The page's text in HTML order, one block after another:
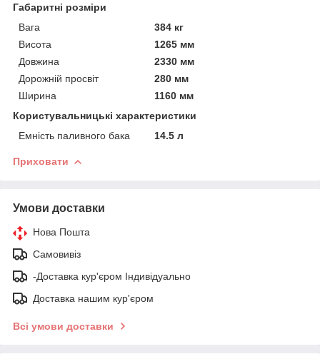
Габаритні розміри
Вага
384 кг
Висота
1265 мм
Довжина
2330 мм
Дорожній просвіт
280 мм
Ширина
1160 мм
Користувальницькі характеристики
Емність паливного бака
14.5 л
Приховати
Умови доставки
Нова Пошта
Самовивіз
-Доставка кур'єром Індивідуально
Доставка нашим кур'єром
Всі умови доставки